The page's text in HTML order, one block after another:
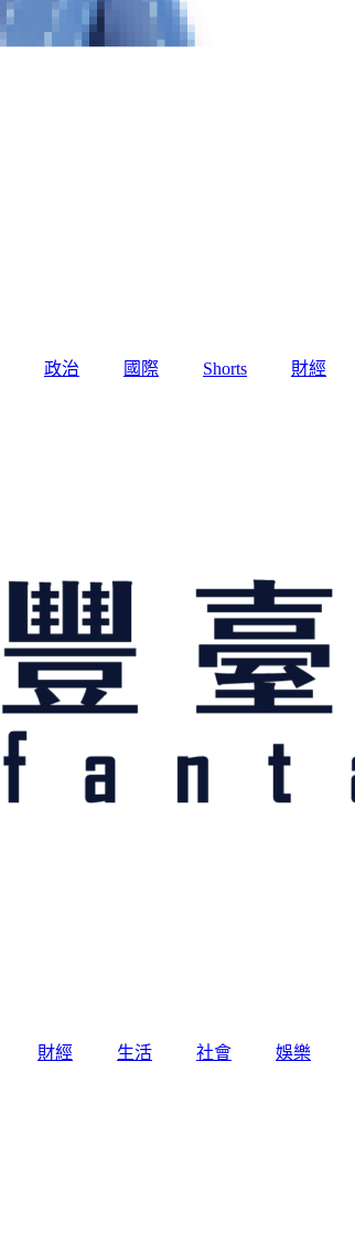
政治 國際 Shorts 財經
財經 生活 社會 娛樂